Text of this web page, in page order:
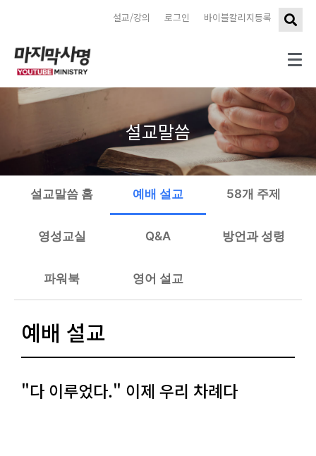
바이블칼리지등록
로그인
설교/강의
설교말씀
설교말씀 홈 예배 설교 58개 주제
영성교실 Q&A 방언과 성령
파워북 영어 설교
예배 설교
"다 이루었다." 이제 우리 차례다